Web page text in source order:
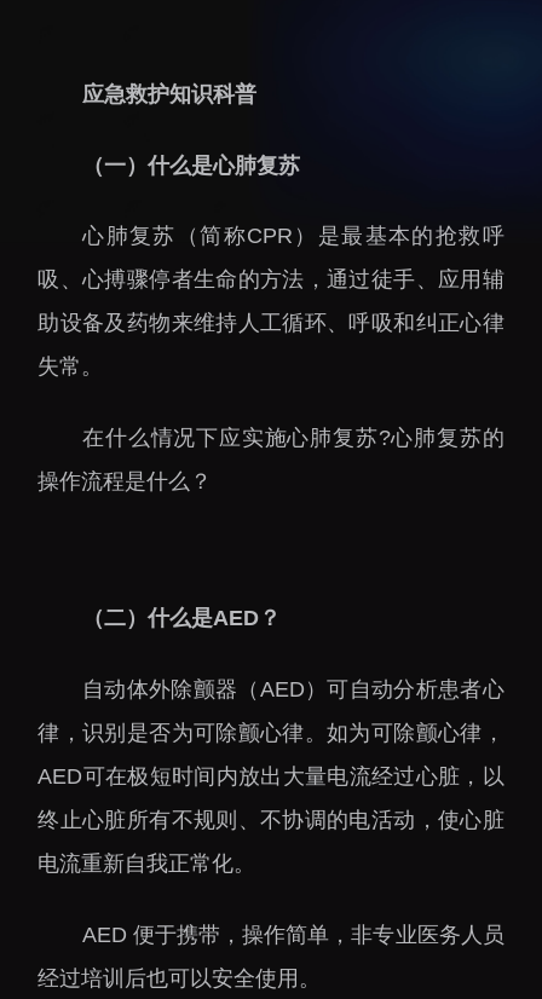
教育动态
交流动态
国合项目
出国境事务
转移转化
控股企业
群团工作
树立和践行正确政绩观
新中心
国家生物制造产业创新
中心
深港脑科学创新研究院
深圳合成生物学创新研
创新研究院
深圳脑解析与脑模拟重
应急救护知识科普
（一）什么是心肺复苏
心肺复苏（简称CPR）是最基本的抢救呼
吸、心搏骤停者生命的方法，通过徒手、应用辅
助设备及药物来维持人工循环、呼吸和纠正心律
失常。
在什么情况下应实施心肺复苏?心肺复苏的
操作流程是什么？
（二）什么是AED？
自动体外除颤器（AED）可自动分析患者心
律，识别是否为可除颤心律。如为可除颤心律，
AED可在极短时间内放出大量电流经过心脏，以
终止心脏所有不规则、不协调的电活动，使心脏
电流重新自我正常化。
AED 便于携带，操作简单，非专业医务人员
经过培训后也可以安全使用。